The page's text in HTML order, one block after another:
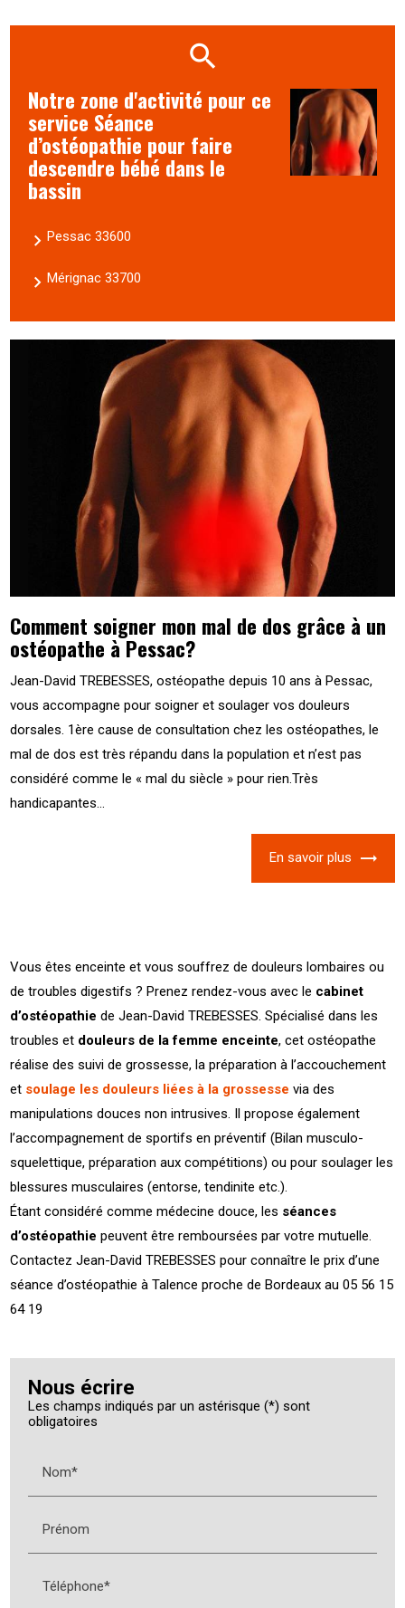
Notre zone d'activité pour ce
service Séance
d’ostéopathie pour faire
descendre bébé dans le
bassin
Pessac 33600
Mérignac 33700
Comment soigner mon mal de dos grâce à un
ostéopathe à Pessac?
Jean-David TREBESSES, ostéopathe depuis 10 ans à Pessac,
vous accompagne pour soigner et soulager vos douleurs
dorsales. 1ère cause de consultation chez les ostéopathes, le
mal de dos est très répandu dans la population et n’est pas
considéré comme le « mal du siècle » pour rien.Très
handicapantes...
En savoir plus
Vous êtes enceinte et vous souffrez de douleurs lombaires ou
de troubles digestifs ? Prenez rendez-vous avec le cabinet
d’ostéopathie de Jean-David TREBESSES. Spécialisé dans les
troubles et douleurs de la femme enceinte, cet ostéopathe
réalise des suivi de grossesse, la préparation à l’accouchement
et soulage les douleurs liées à la grossesse via des
manipulations douces non intrusives. Il propose également
l’accompagnement de sportifs en préventif (Bilan musculo-
squelettique, préparation aux compétitions) ou pour soulager les
blessures musculaires (entorse, tendinite etc.).
Étant considéré comme médecine douce, les séances
d’ostéopathie peuvent être remboursées par votre mutuelle.
Contactez Jean-David TREBESSES pour connaître le prix d’une
séance d’ostéopathie à Talence proche de Bordeaux au 05 56 15
64 19
Nous écrire
Les champs indiqués par un astérisque (*) sont
obligatoires
Nom*
Prénom
Téléphone*